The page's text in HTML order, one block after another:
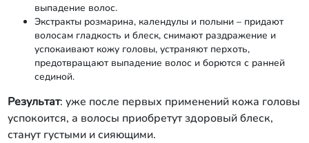
выпадение волос.
Экстракты розмарина, календулы и полыни – придают
волосам гладкость и блеск, снимают раздражение и
успокаивают кожу головы, устраняют перхоть,
предотвращают выпадение волос и борются с ранней
сединой.
Результат: уже после первых применений кожа головы
успокоится, а волосы приобретут здоровый блеск,
станут густыми и сияющими.